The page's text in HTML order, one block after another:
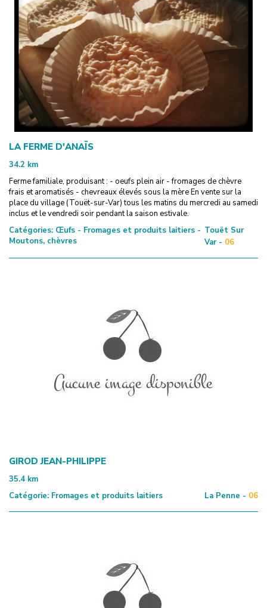
LA FERME D'ANAÏS
34.2 km
Ferme familiale, produisant : - oeufs plein air - fromages de chèvre
frais et aromatisés - chevreaux élevés sous la mère En vente sur la
place du village (Touët-sur-Var) tous les matins du mercredi au samedi
inclus et le vendredi soir pendant la saison estivale.
Catégories: Œufs - Fromages et produits laitiers -
Moutons, chèvres
Touët Sur
Var - 06
GIROD JEAN-PHILIPPE
35.4 km
Catégorie: Fromages et produits laitiers La Penne - 06